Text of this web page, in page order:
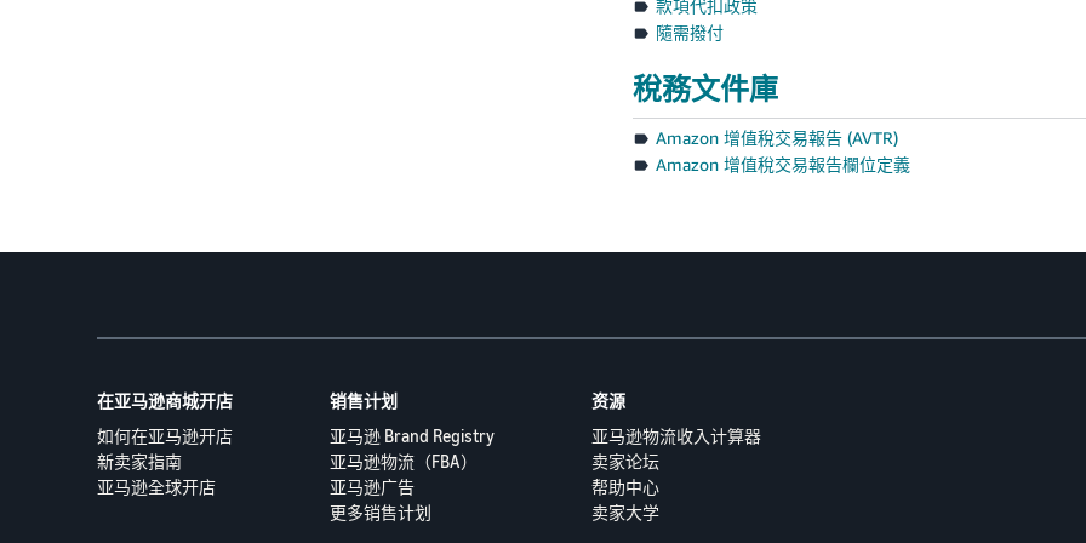
款項代扣政策
隨需撥付
稅務文件庫
Amazon 增值稅交易報告 (AVTR)
Amazon 增值稅交易報告欄位定義
在亚马逊商城开店
如何在亚马逊开店
新卖家指南
亚马逊全球开店
销售计划
亚马逊 Brand Registry
亚马逊物流（FBA）
亚马逊广告
更多销售计划
资源
亚马逊物流收入计算器
卖家论坛
帮助中心
卖家大学